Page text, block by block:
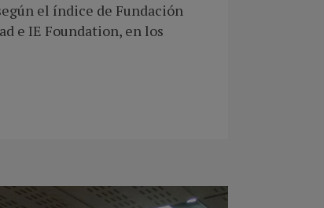
el índice de Fundación
e IE Foundation, en los